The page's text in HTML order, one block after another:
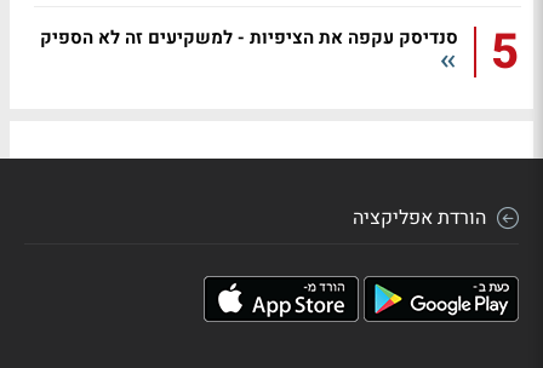
5 סנדיסק עקפה את הציפיות - למשקיעים זה לא הספיק
הורדת אפליקציה